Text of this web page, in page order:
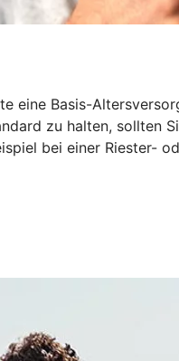
eine Basis-
zu halten,
bei einer Riester-